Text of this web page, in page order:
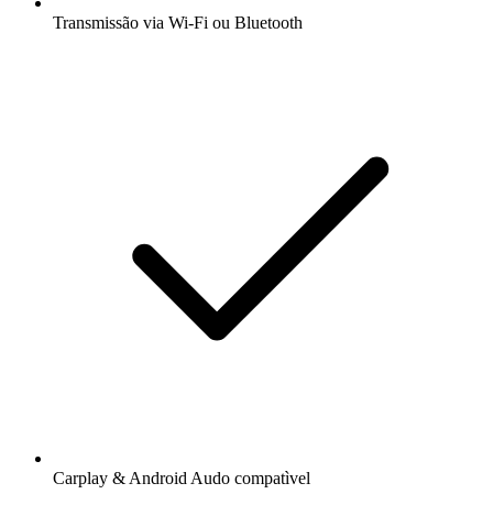
Transmissão via Wi-Fi ou Bluetooth
Carplay & Android Audo compatìvel